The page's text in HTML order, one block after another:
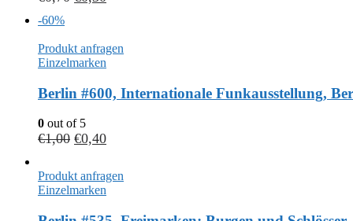
-60%
Produkt anfragen
Einzelmarken
Berlin #600, Internationale Funkausstellung,
0 out of 5
€1,00 €0,40
Produkt anfragen
Einzelmarken